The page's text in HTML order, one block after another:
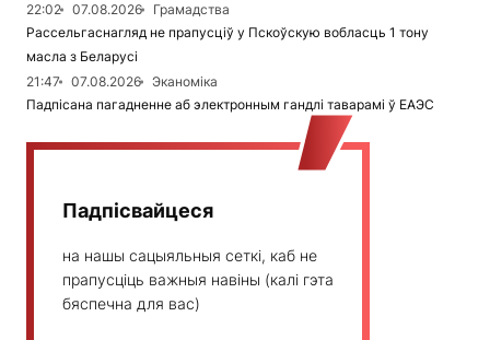
22:02
07.08.2026
Грамадства
Рассельгаснагляд не прапусціў у Пскоўскую вобласць 1 тону
масла з Беларусі
21:47
07.08.2026
Эканоміка
Падпісана пагадненне аб электронным гандлі таварамі ў ЕАЭС
Падпісвайцеся
на нашы сацыяльныя сеткі, каб не
прапусціць важныя навіны (калі гэта
бяспечна для вас)